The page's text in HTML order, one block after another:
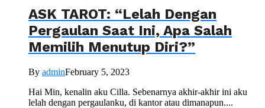
ASK TAROT: “Lelah Dengan
Pergaulan Saat Ini, Apa Salah
Memilih Menutup Diri?”
By adminFebruary 5, 2023
Hai Min, kenalin aku Cilla. Sebenarnya akhir-akhir ini aku
lelah dengan pergaulanku, di kantor atau dimanapun....